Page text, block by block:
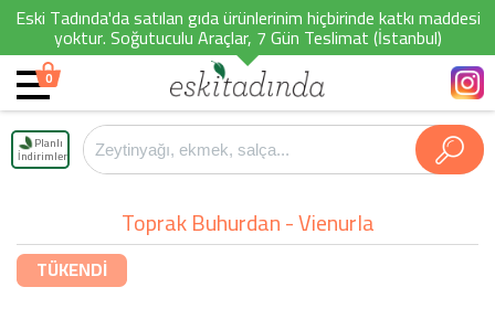
Eski Tadında'da satılan gıda ürünlerinim hiçbirinde katkı maddesi
yoktur. Soğutuculu Araçlar, 7 Gün Teslimat (İstanbul)
0
Planlı
İndirimler
Toprak Buhurdan - Vienurla
TÜKENDİ